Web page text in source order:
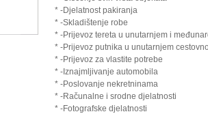
* -Djelatnost pakiranja
* -Skladištenje robe
* -Prijevoz tereta u unutarnjem i
* -Prijevoz putnika u unutarnjem
* -Prijevoz za vlastite potrebe
* -Iznajmljivanje automobila
* -Poslovanje nekretninama
* -Računalne i srodne djelatnosti
* -Fotografske djelatnosti